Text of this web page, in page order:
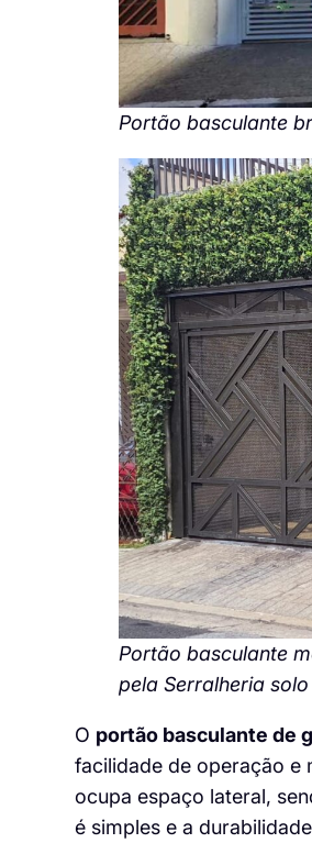
Portão basculante
Portão basculante
pela Serralheria
O portão basculante de
facilidade de operação e
ocupa espaço lateral,
é simples e a